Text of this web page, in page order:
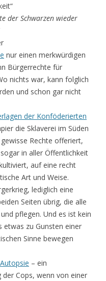
der Schwarzen wieder
nur einen merkwürdigen
Bürgerrechte für
nichts war, kann folglich
und schon gar nicht
der Konföderierten
die Sklaverei im Süden
Rechte offeriert,
in aller Öffentlichkeit
auf eine recht
Art und Weise.
lediglich eine
Seiten übrig, die alle
pflegen. Und es ist kein
etwas zu Gunsten einer
Sinne bewegen
– ein
Cops, wenn von einer